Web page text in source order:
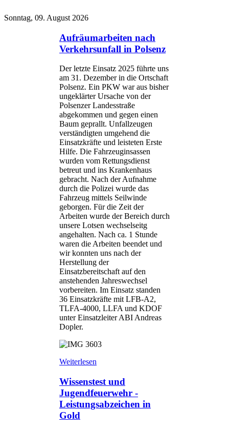
Sonntag, 09. August 2026
Aufräumarbeiten nach
Verkehrsunfall in Polsenz
Der letzte Einsatz 2025 führte uns
am 31. Dezember in die Ortschaft
Polsenz. Ein PKW war aus bisher
ungeklärter Ursache von der
Polsenzer Landesstraße
abgekommen und gegen einen
Baum geprallt. Unfallzeugen
verständigten umgehend die
Einsatzkräfte und leisteten Erste
Hilfe. Die Fahrzeuginsassen
wurden vom Rettungsdienst
betreut und ins Krankenhaus
gebracht. Nach der Aufnahme
durch die Polizei wurde das
Fahrzeug mittels Seilwinde
geborgen. Für die Zeit der
Arbeiten wurde der Bereich durch
unsere Lotsen wechselseitg
angehalten. Nach ca. 1 Stunde
waren die Arbeiten beendet und
wir konnten uns nach der
Herstellung der
Einsatzbereitschaft auf den
anstehenden Jahreswechsel
vorbereiten. Im Einsatz standen
36 Einsatzkräfte mit LFB-A2,
TLFA-4000, LLFA und KDOF
unter Einsatzleiter ABI Andreas
Dopler.
Weiterlesen
Wissenstest und
Jugendfeuerwehr -
Leistungsabzeichen in
Gold